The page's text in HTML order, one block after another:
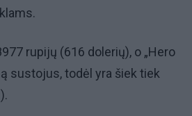
rupijų (616 dolerių), o „Hero
sustojus, todėl yra šiek tiek